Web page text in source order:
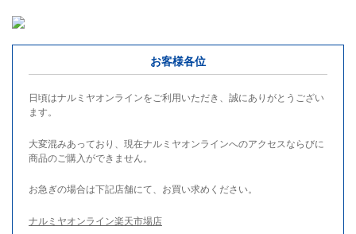
お客様各位
日頃はナルミヤオンラインをご利用いただき、誠にありがとうござい
ます。
大変混みあっており、現在ナルミヤオンラインへのアクセスならびに
商品のご購入ができません。
お急ぎの場合は下記店舗にて、お買い求めください。
ナルミヤオンライン楽天市場店